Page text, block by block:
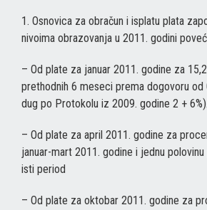
1. Osnovica za obračun i isplatu plata
nivoima obrazovanja u 2011. godini
– Od plate za januar 2011. godine za
prethodnih 6 meseci prema dogovoru od
dug po Protokolu iz 2009. godine 2 + 6%).
– Od plate za april 2011. godine za
januar-mart 2011. godine i jednu
isti period
– Od plate za oktobar 2011. godine za